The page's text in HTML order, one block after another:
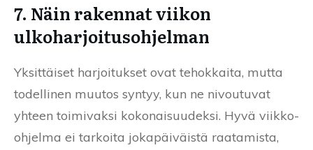
7. Näin rakennat viikon
ulkoharjoitusohjelman
Yksittäiset harjoitukset ovat tehokkaita, mutta
todellinen muutos syntyy, kun ne nivoutuvat
yhteen toimivaksi kokonaisuudeksi. Hyvä viikko-
ohjelma ei tarkoita jokapäiväistä raatamista,